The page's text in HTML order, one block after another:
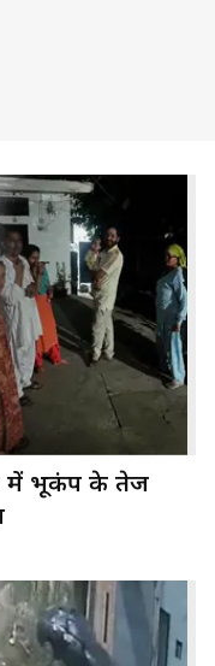
में भूकंप के तेज